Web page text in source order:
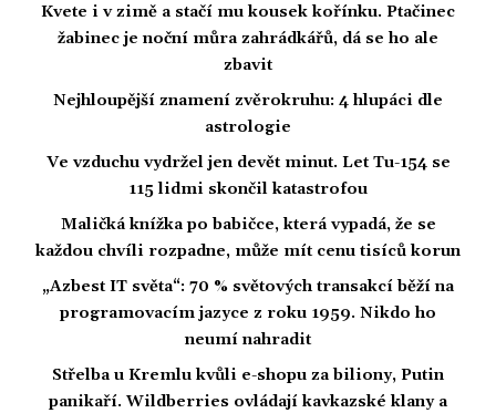
Kvete i v zimě a stačí mu kousek kořínku. Ptačinec
žabinec je noční můra zahrádkářů, dá se ho ale
zbavit
Nejhloupější znamení zvěrokruhu: 4 hlupáci dle
astrologie
Ve vzduchu vydržel jen devět minut. Let Tu-154 se
115 lidmi skončil katastrofou
Maličká knížka po babičce, která vypadá, že se
každou chvíli rozpadne, může mít cenu tisíců korun
„Azbest IT světa“: 70 % světových transakcí běží na
programovacím jazyce z roku 1959. Nikdo ho
neumí nahradit
Střelba u Kremlu kvůli e-shopu za biliony, Putin
panikaří. Wildberries ovládají kavkazské klany a